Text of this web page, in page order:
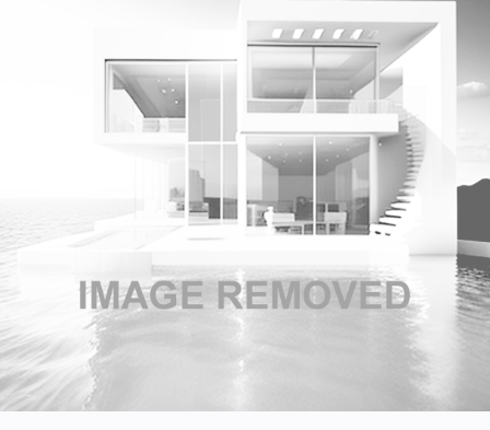
Om VVS Aktuelt
Abonner på fagbladet Byggfakta Nyheter
Annonsere i VVS Aktuelt
Tips oss
eBlad